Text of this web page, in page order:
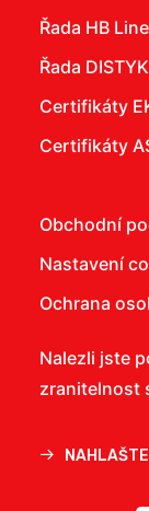
Řada HB Line
Řada
Certifikáty
Certifikáty
Obchodní
Nastavení
Ochrana
Nalezli jste
zranitelnost